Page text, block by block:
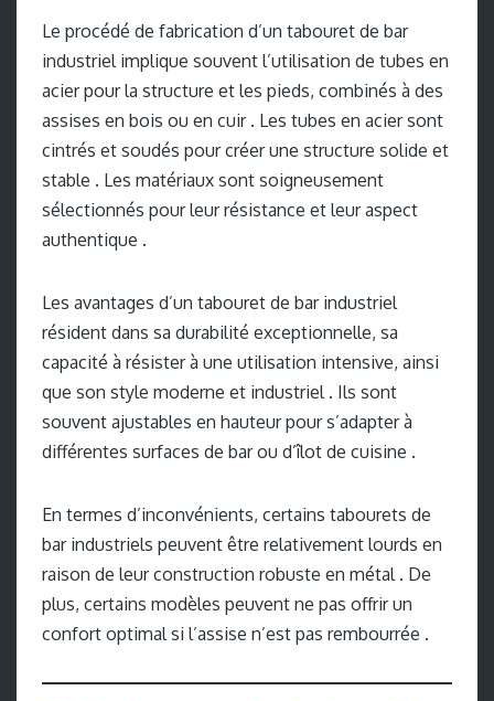
Le procédé de fabrication d’un tabouret de bar
industriel implique souvent l’utilisation de tubes en
acier pour la structure et les pieds, combinés à des
assises en bois ou en cuir . Les tubes en acier sont
cintrés et soudés pour créer une structure solide et
stable . Les matériaux sont soigneusement
sélectionnés pour leur résistance et leur aspect
authentique .
Les avantages d’un tabouret de bar industriel
résident dans sa durabilité exceptionnelle, sa
capacité à résister à une utilisation intensive, ainsi
que son style moderne et industriel . Ils sont
souvent ajustables en hauteur pour s’adapter à
différentes surfaces de bar ou d’îlot de cuisine .
En termes d’inconvénients, certains tabourets de
bar industriels peuvent être relativement lourds en
raison de leur construction robuste en métal . De
plus, certains modèles peuvent ne pas offrir un
confort optimal si l’assise n’est pas rembourrée .